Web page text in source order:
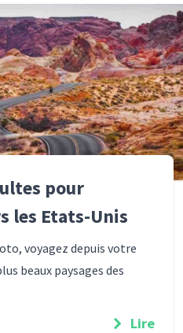
pour
les Etats-Unis
voyagez depuis votre
beaux paysages des
Lire